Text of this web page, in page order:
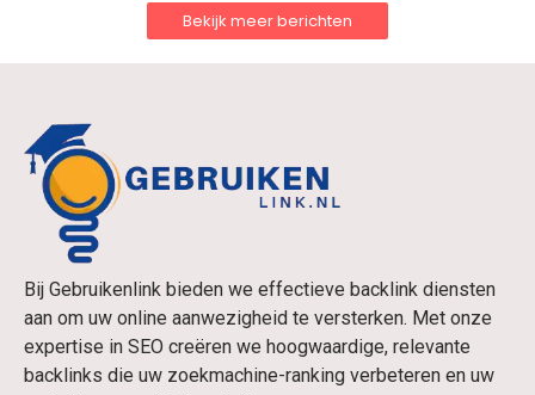
Bekijk meer berichten
Bij Gebruikenlink bieden we effectieve backlink diensten
aan om uw online aanwezigheid te versterken. Met onze
expertise in SEO creëren we hoogwaardige, relevante
backlinks die uw zoekmachine-ranking verbeteren en uw